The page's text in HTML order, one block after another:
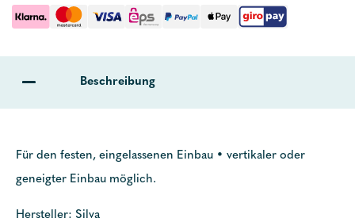
Beschreibung
Für den festen, eingelassenen Einbau • vertikaler oder
geneigter Einbau möglich.
Hersteller: Silva